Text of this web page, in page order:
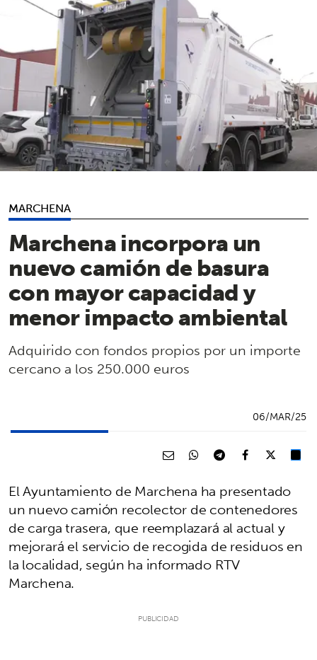
MARCHENA
Marchena incorpora un
nuevo camión de basura
con mayor capacidad y
menor impacto ambiental
Adquirido con fondos propios por un importe
cercano a los 250.000 euros
06/MAR/25
El Ayuntamiento de Marchena ha presentado
un nuevo camión recolector de contenedores
de carga trasera, que reemplazará al actual y
mejorará el servicio de recogida de residuos en
la localidad, según ha informado RTV
Marchena.